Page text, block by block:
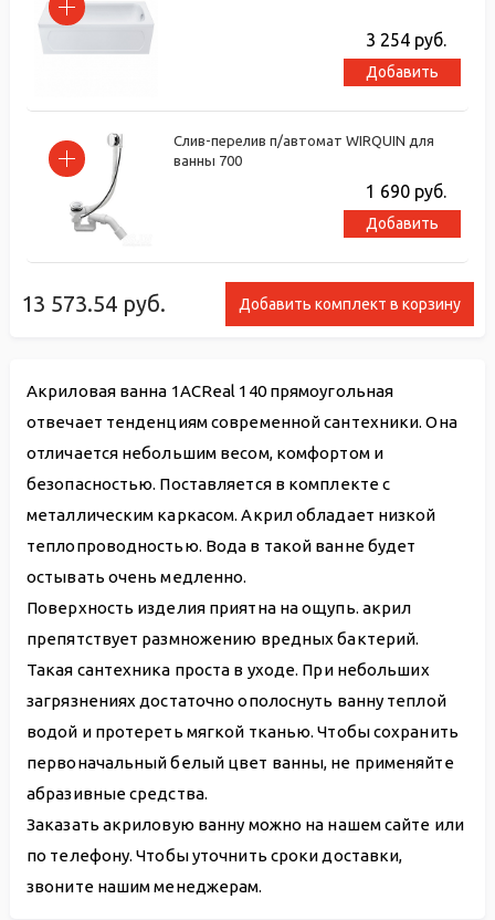
13 573.54 руб. Добавить комплект в корзину
3 254руб.
Добавить
Слив-перелив п/автомат WIRQUIN для
ванны 700
1 690руб.
Добавить
Акриловая ванна 1ACReal 140 прямоугольная
отвечает тенденциям современной сантехники. Она
отличается небольшим весом, комфортом и
безопасностью. Поставляется в комплекте с
металлическим каркасом. Акрил обладает низкой
теплопроводностью. Вода в такой ванне будет
остывать очень медленно.
Поверхность изделия приятна на ощупь. акрил
препятствует размножению вредных бактерий.
Такая сантехника проста в уходе. При небольших
загрязнениях достаточно ополоснуть ванну теплой
водой и протереть мягкой тканью. Чтобы сохранить
первоначальный белый цвет ванны, не применяйте
абразивные средства.
Заказать акриловую ванну можно на нашем сайте или
по телефону. Чтобы уточнить сроки доставки,
звоните нашим менеджерам.